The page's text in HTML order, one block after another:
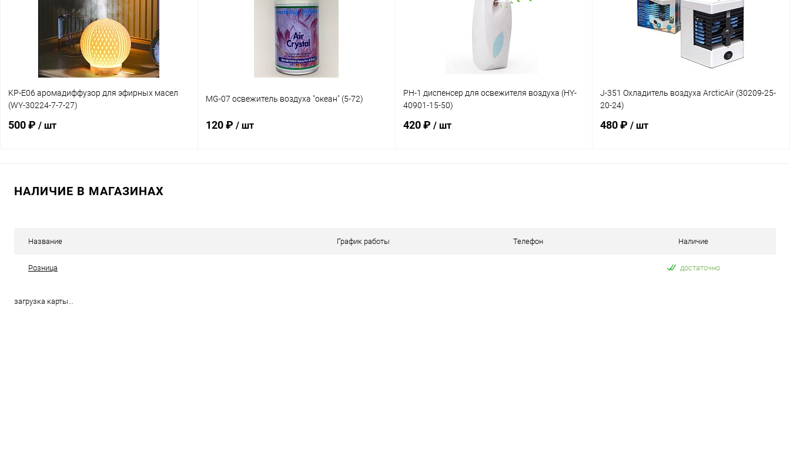
В избранное В наличии В избранное В наличии
KP-E06 аромадиффузор для эфирных масел
(WY-30224-7-7-27)
500 ₽ / шт
MG-07 освежитель воздуха "океан" (5-72)
120 ₽ / шт
PH-1 диспенсер для освежителя воздуха (HY-
40901-15-50)
420 ₽ / шт
J-351 Охладитель воздуха ArcticAir (30209-25-
20-24)
480 ₽/ шт
НАЛИЧИЕ В МАГАЗИНАХ
Название График работы Телефон Наличие
Розница достаточно
загрузка карты...